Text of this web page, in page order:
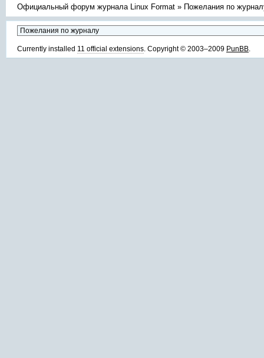
Официальный форум журнала Linux Format » Пожелания по
Currently installed 11 official extensions . Copyright © 2003–2009 PunBB